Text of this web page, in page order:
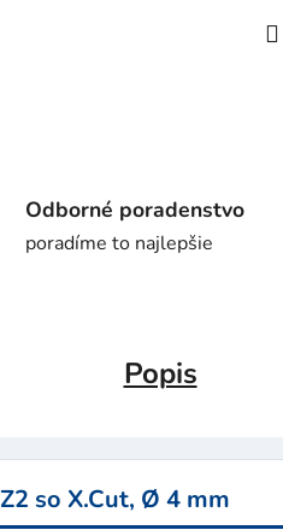
Odborné poradenstvo
poradíme to najlepšie
Popis
so X.Cut, Ø 4 mm